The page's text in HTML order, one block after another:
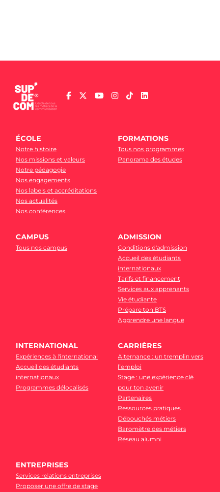
ÉCOLE
Notre histoire
Nos missions et valeurs
Notre pédagogie
Nos engagements
Nos labels et accréditations
Nos actualités
Nos conférences
FORMATIONS
Tous nos programmes
Panorama des études
CAMPUS
Tous nos campus
ADMISSION
Conditions d'admission
Accueil des étudiants
internationaux
Tarifs et financement
Services aux apprenants
Vie étudiante
Prépare ton BTS
Apprendre une langue
INTERNATIONAL
Expériences à l'international
Accueil des étudiants
internationaux
Programmes délocalisés
CARRIÈRES
Alternance : un tremplin vers
l’emploi
Stage : une expérience clé
pour ton avenir
Partenaires
Ressources pratiques
Débouchés métiers
Baromètre des métiers
Réseau alumni
ENTREPRISES
Services relations entreprises
Proposer une offre de stage